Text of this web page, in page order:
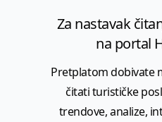
Za nastavak
na portal
Pretplatom dobivate
čitati turističke
trendove, analize,